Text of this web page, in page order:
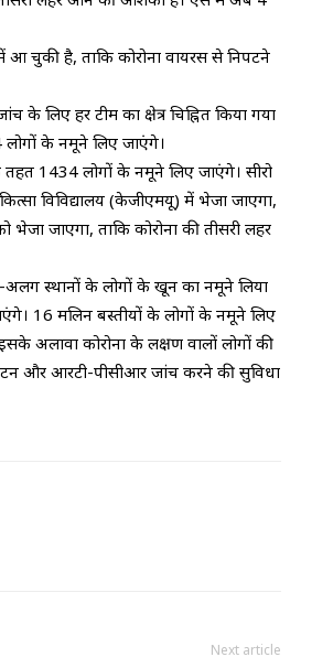
चुकी है, ताकि कोरोना वायरस से निपटने
के लिए हर टीम का क्षेत्र चिह्नित किया गया
लोगों के नमूने लिए जाएंगे।
तहत 1434 लोगों के नमूने लिए जाएंगे। सीरो
विविद्यालय (केजीएमयू) में भेजा जाएगा,
भेजा जाएगा, ताकि कोरोना की तीसरी लहर
अलग स्थानों के लोगों के खून का नमूने लिया
16 मलिन बस्तीयों के लोगों के नमूने लिए
अलावा कोरोना के लक्षण वालों लोगों की
और आरटी-पीसीआर जांच करने की सुविधा
Next article